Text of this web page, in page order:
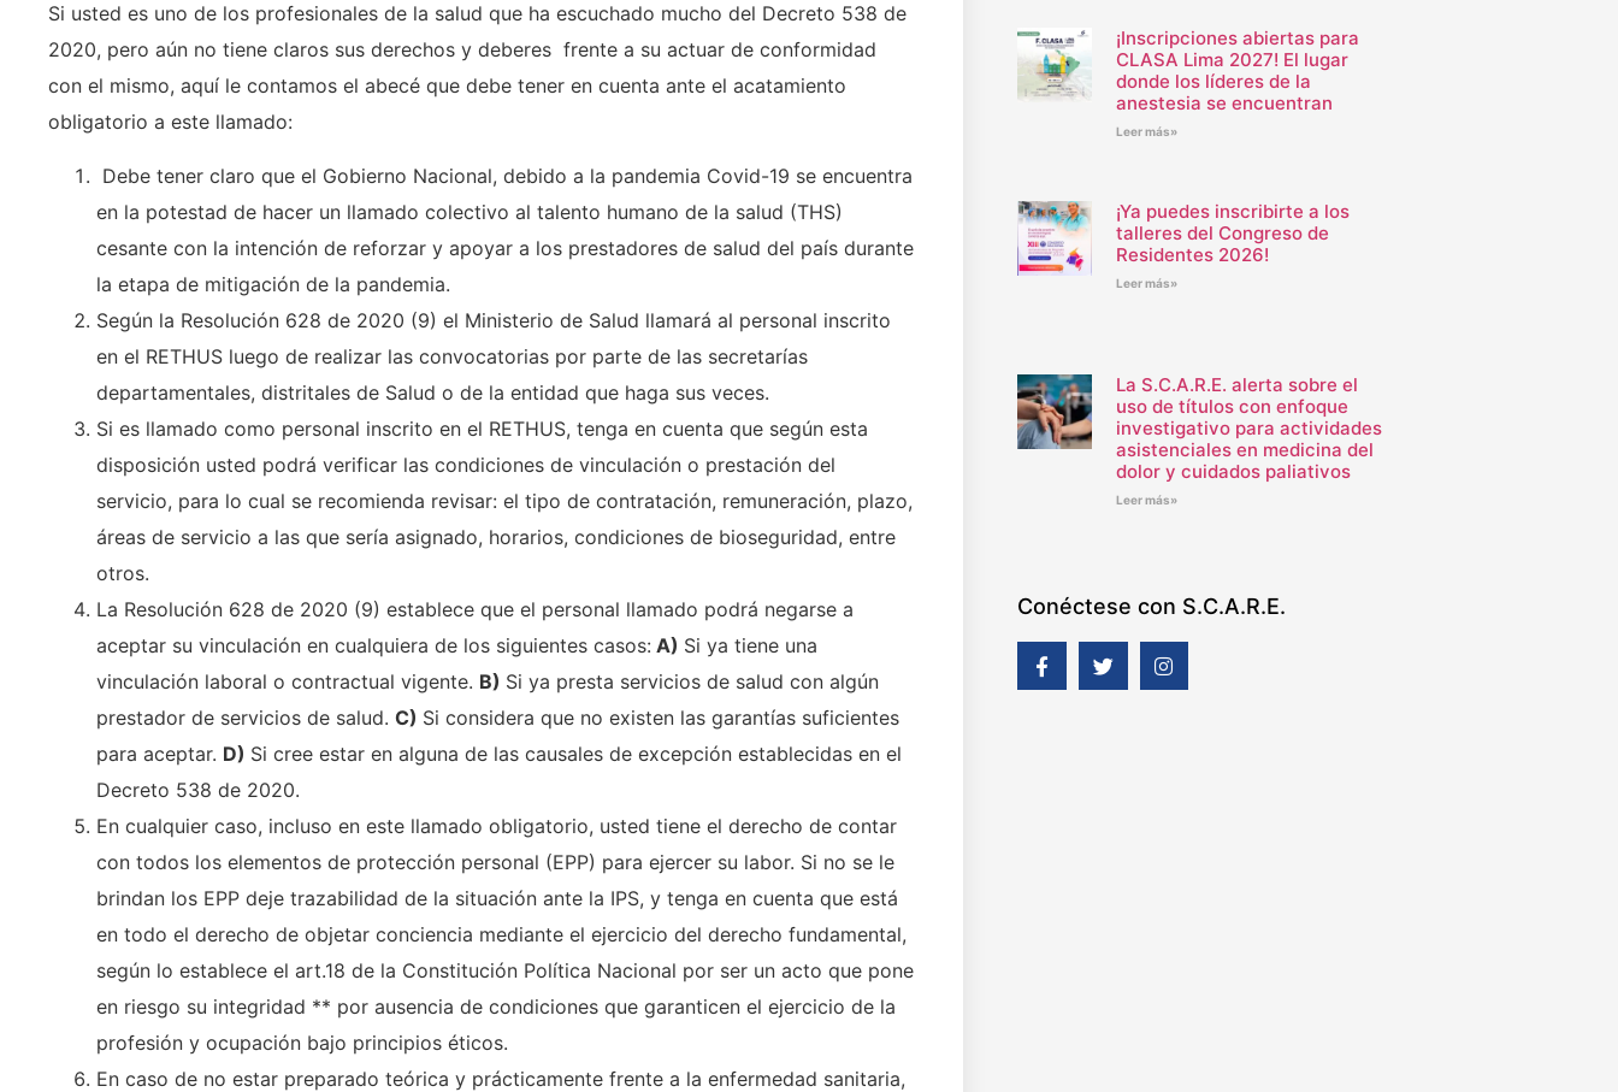
Si usted es uno de los profesionales de la salud que ha escuchado mucho del Decreto 538 de
2020, pero aún no tiene claros sus derechos y deberes frente a su actuar de conformidad
con el mismo, aquí le contamos el abecé que debe tener en cuenta ante el acatamiento
obligatorio a este llamado:
Debe tener claro que el Gobierno Nacional, debido a la pandemia Covid-19 se encuentra
en la potestad de hacer un llamado colectivo al talento humano de la salud (THS)
cesante con la intención de reforzar y apoyar a los prestadores de salud del país durante
la etapa de mitigación de la pandemia.
Según la Resolución 628 de 2020 (9) el Ministerio de Salud llamará al personal inscrito
en el RETHUS luego de realizar las convocatorias por parte de las secretarías
departamentales, distritales de Salud o de la entidad que haga sus veces.
Si es llamado como personal inscrito en el RETHUS, tenga en cuenta que según esta
disposición usted podrá verificar las condiciones de vinculación o prestación del
servicio, para lo cual se recomienda revisar: el tipo de contratación, remuneración, plazo,
áreas de servicio a las que sería asignado, horarios, condiciones de bioseguridad, entre
otros.
La Resolución 628 de 2020 (9) establece que el personal llamado podrá negarse a
aceptar su vinculación en cualquiera de los siguientes casos: A) Si ya tiene una
vinculación laboral o contractual vigente. B) Si ya presta servicios de salud con algún
prestador de servicios de salud. C) Si considera que no existen las garantías suficientes
para aceptar. D) Si cree estar en alguna de las causales de excepción establecidas en el
Decreto 538 de 2020.
En cualquier caso, incluso en este llamado obligatorio, usted tiene el derecho de contar
con todos los elementos de protección personal (EPP) para ejercer su labor. Si no se le
brindan los EPP deje trazabilidad de la situación ante la IPS, y tenga en cuenta que está
en todo el derecho de objetar conciencia mediante el ejercicio del derecho fundamental,
según lo establece el art.18 de la Constitución Política Nacional por ser un acto que pone
en riesgo su integridad ** por ausencia de condiciones que garanticen el ejercicio de la
profesión y ocupación bajo principios éticos.
En caso de no estar preparado teórica y prácticamente frente a la enfermedad sanitaria,
¡Inscripciones abiertas para
CLASA Lima 2027! El lugar
donde los líderes de la
anestesia se encuentran
Leer más»
¡Ya puedes inscribirte a los
talleres del Congreso de
Residentes 2026!
Leer más»
La S.C.A.R.E. alerta sobre el
uso de títulos con enfoque
investigativo para actividades
asistenciales en medicina del
dolor y cuidados paliativos
Leer más»
Conéctese con S.C.A.R.E.